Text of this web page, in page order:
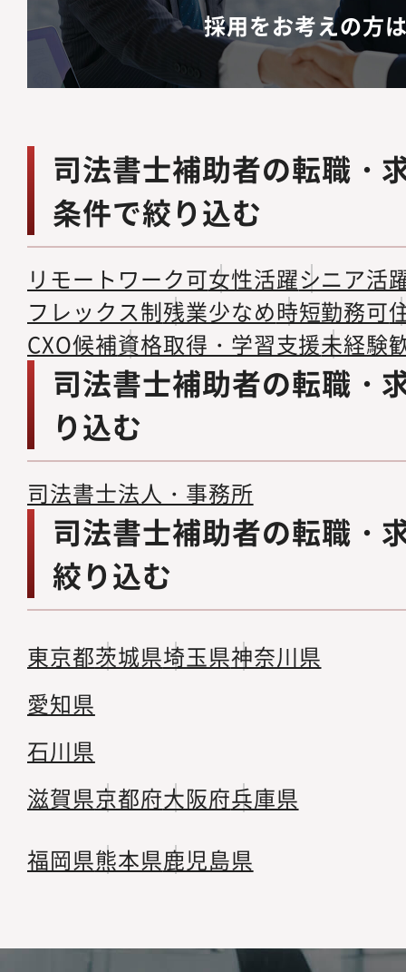
採用をお考えの方
司法書士補助者の転職・
条件で絞り込む
リモートワーク可女性活躍シニア活
フレックス制残業少なめ時短勤務可
CXO候補資格取得・学習支援未経験
司法書士補助者の転職・
り込む
司法書士法人・事務所
司法書士補助者の転職・
絞り込む
東京都茨城県埼玉県神奈川県
愛知県
石川県
滋賀県京都府大阪府兵庫県
福岡県熊本県鹿児島県